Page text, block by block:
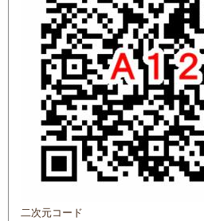
二次元コード